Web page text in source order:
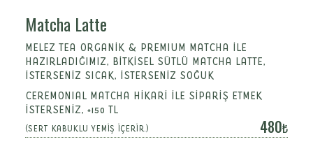
Matcha Latte
MELEZ TEA ORGANİK & PREMIUM MATCHA İLE
HAZIRLADIĞIMIZ, BİTKİSEL SÜTLÜ MATCHA LATTE,
İSTERSENİZ SICAK, İSTERSENİZ SOĞUK
CEREMONIAL MATCHA HİKARİ İLE SİPARİŞ ETMEK
İSTERSENİZ, +150 TL
(SERT KABUKLU YEMİŞ İÇERİR.) 480